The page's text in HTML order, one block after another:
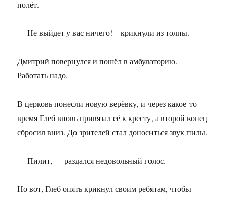
полёт.
— Не выйдет у вас ничего! – крикнули из толпы.
Дмитрий повернулся и пошёл в амбулаторию.
Работать надо.
В церковь понесли новую верёвку, и через какое-то
время Глеб вновь привязал её к кресту, а второй конец
сбросил вниз. До зрителей стал доноситься звук пилы.
— Пилит, — раздался недовольный голос.
Но вот, Глеб опять крикнул своим ребятам, чтобы